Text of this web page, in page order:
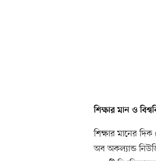
শিক্ষার মান ও
শিক্ষার মানের দিক
অব অকল্যান্ড